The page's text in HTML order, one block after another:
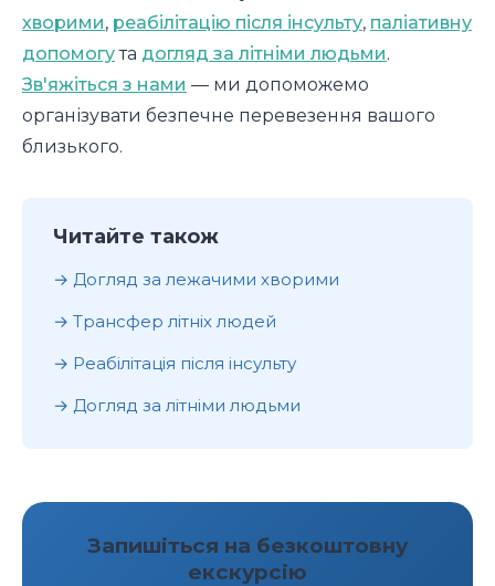
хворими, реабілітацію після інсульту, паліативну
допомогута догляд за літніми людьми.
Зв'яжіться з нами — ми допоможемо
організувати безпечне перевезення вашого
близького.
Читайте також
Догляд за лежачими хворими
Трансфер літніх людей
Реабілітація після інсульту
Догляд за літніми людьми
Запишіться на безкоштовну
екскурсію